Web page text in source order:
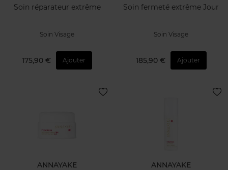
Soin réparateur extrême
Soin Visage
175,90 € Ajouter
Soin fermeté extrême Jour
Soin Visage
185,90 € Ajouter
ANNAYAKE ANNAYAKE